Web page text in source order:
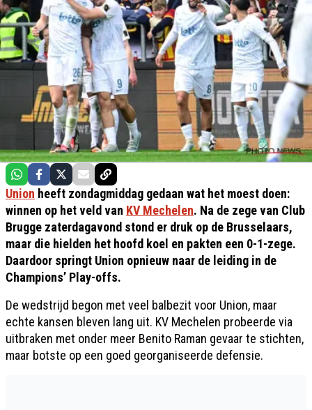
Union heeft zondagmiddag gedaan wat het moest doen:
winnen op het veld van KV Mechelen. Na de zege van Club
Brugge zaterdagavond stond er druk op de Brusselaars,
maar die hielden het hoofd koel en pakten een 0-1-zege.
Daardoor springt Union opnieuw naar de leiding in de
Champions’ Play-offs.
De wedstrijd begon met veel balbezit voor Union, maar
echte kansen bleven lang uit. KV Mechelen probeerde via
uitbraken met onder meer Benito Raman gevaar te stichten,
maar botste op een goed georganiseerde defensie.